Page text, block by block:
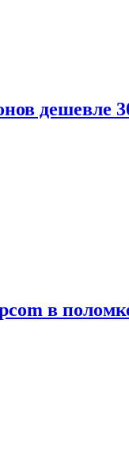
дешевле
в